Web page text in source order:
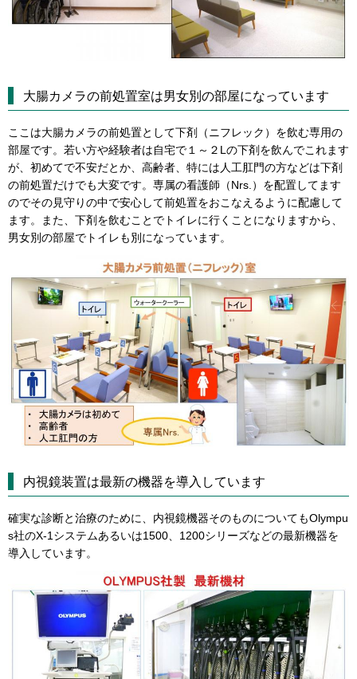
大腸カメラの前処置室は男女別の部屋になっています
ここは大腸カメラの前処置として下剤（ニフレック）を飲む専用の
部屋です。若い方や経験者は自宅で１～２Lの下剤を飲んでこれます
が、初めてで不安だとか、高齢者、特には人工肛門の方などは下剤
の前処置だけでも大変です。専属の看護師（Nrs.）を配置してます
のでその見守りの中で安心して前処置をおこなえるように配慮して
ます。また、下剤を飲むことでトイレに行くことになりますから、
男女別の部屋でトイレも別になっています。
内視鏡装置は最新の機器を導入しています
確実な診断と治療のために、内視鏡機器そのものについてもOlympu
s社のX-1システムあるいは1500、1200シリーズなどの最新機器を
導入しています。